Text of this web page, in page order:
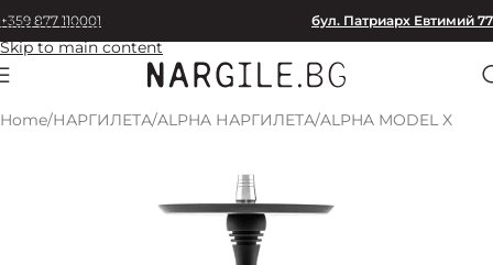
Skip to navigation
Skip to main content
+359 877 110001 бул. Патриарх Евтимий 77
Home/НАРГИЛЕТА/ALPHA НАРГИЛЕТА/ALPHA MODEL X